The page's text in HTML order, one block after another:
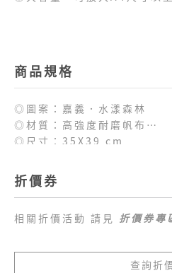
商品規格
◎圖案：嘉義．水漾森林
◎材質：高強度耐磨帆布
◎尺寸：35X39 cm
折價券
相關折價活動 請見 折價券專
查詢折